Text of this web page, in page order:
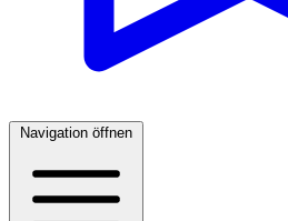
Navigation öffnen